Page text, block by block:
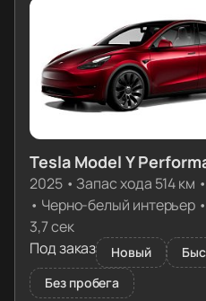
Tesla Model Y
2025• Запас хода 514 км •
• Черно-белый интерьер
3,7 сек
Под заказ
Новый
Без пробега